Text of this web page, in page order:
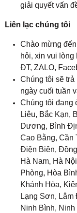
giải quyết vấn
Liên lạc chúng tôi
Chào mừng
hỏi, xin vui lòng
ĐT, ZALO,
Chúng tôi sẽ
ngày cuối tuần
Chúng tôi đang
Liêu, Bắc Kạn,
Dương, Bình
Cao Bằng,
Điện Biên,
Hà Nam, Hà
Phòng, Hòa
Khánh Hòa,
Lạng Sơn, Lâm
Ninh Bình,